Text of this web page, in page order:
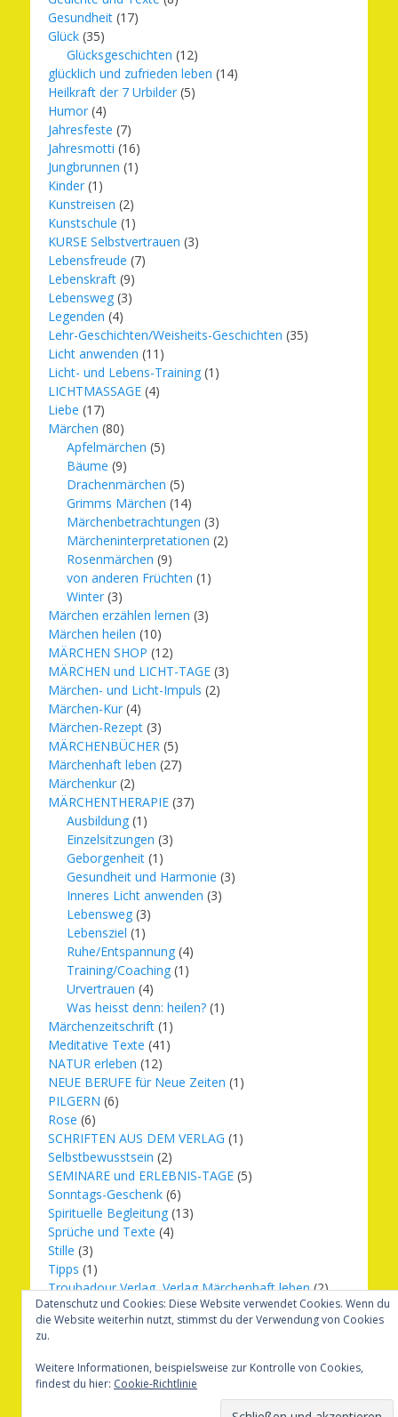
Gesundheit (17)
Glück (35)
Glücksgeschichten (12)
glücklich und zufrieden leben (14)
Heilkraft der 7 Urbilder (5)
Humor (4)
Jahresfeste (7)
Jahresmotti (16)
Jungbrunnen (1)
Kinder (1)
Kunstreisen (2)
Kunstschule (1)
KURSE Selbstvertrauen (3)
Lebensfreude (7)
Lebenskraft (9)
Lebensweg (3)
Legenden (4)
Lehr-Geschichten/Weisheits-Geschichten (35)
Licht anwenden (11)
Licht- und Lebens-Training (1)
LICHTMASSAGE (4)
Liebe (17)
Märchen (80)
Apfelmärchen (5)
Bäume (9)
Drachenmärchen (5)
Grimms Märchen (14)
Märchenbetrachtungen (3)
Märcheninterpretationen (2)
Rosenmärchen (9)
von anderen Früchten (1)
Winter (3)
Märchen erzählen lernen (3)
Märchen heilen (10)
MÄRCHEN SHOP (12)
MÄRCHEN und LICHT-TAGE (3)
Märchen- und Licht-Impuls (2)
Märchen-Kur (4)
Märchen-Rezept (3)
MÄRCHENBÜCHER (5)
Märchenhaft leben (27)
Märchenkur (2)
MÄRCHENTHERAPIE (37)
Ausbildung (1)
Einzelsitzungen (3)
Geborgenheit (1)
Gesundheit und Harmonie (3)
Inneres Licht anwenden (3)
Lebensweg (3)
Lebensziel (1)
Ruhe/Entspannung (4)
Training/Coaching (1)
Urvertrauen (4)
Was heisst denn: heilen? (1)
Märchenzeitschrift (1)
Meditative Texte (41)
NATUR erleben (12)
NEUE BERUFE für Neue Zeiten (1)
PILGERN (6)
Rose (6)
SCHRIFTEN AUS DEM VERLAG (1)
Selbstbewusstsein (2)
SEMINARE und ERLEBNIS-TAGE (5)
Sonntags-Geschenk (6)
Spirituelle Begleitung (13)
Sprüche und Texte (4)
Stille (3)
Tipps (1)
Troubadour Verlag, Verlag Märchenhaft leben(2)
Übungen (1)
Urbilder(20)
Verlag Märchenhaft leben
Weihnachten(16)
Datenschutz und Cookies: Diese Website verwendet Cookies. Wenn du
die Website weiterhin nutzt, stimmst du der Verwendung von Cookies
zu.
Weitere Informationen, beispielsweise zur Kontrolle von Cookies,
findest du hier: Cookie-Richtlinie